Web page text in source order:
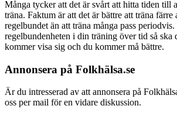
Många tycker att det är svårt att hitta tiden till
träna. Faktum är att det är bättre att träna färre
regelbundet än att träna många pass
regelbundenheten i din träning över tid så ska
kommer visa sig och du kommer må bättre.
Annonsera på Folkhälsa.se
Är du intresserad av att annonsera på
oss per mail för en vidare diskussion.